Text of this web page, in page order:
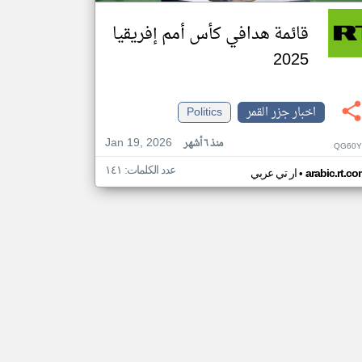
قائمة هدافي كأس أمم إفريقيا
2025
اخبار جزر القمر
Politics
Jan 19, 2026
منذ ٦ أشهر
ار تي عربي• عدد الكلمات: ١٤١